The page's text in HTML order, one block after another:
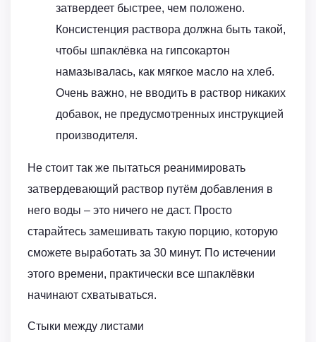
затвердеет быстрее, чем положено.
Консистенция раствора должна быть такой,
чтобы шпаклёвка на гипсокартон
намазывалась, как мягкое масло на хлеб.
Очень важно, не вводить в раствор никаких
добавок, не предусмотренных инструкцией
производителя.
Не стоит так же пытаться реанимировать
затвердевающий раствор путём добавления в
него воды – это ничего не даст. Просто
старайтесь замешивать такую порцию, которую
сможете выработать за 30 минут. По истечении
этого времени, практически все шпаклёвки
начинают схватываться.
Стыки между листами